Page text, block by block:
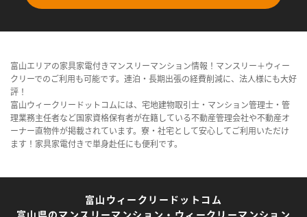
富山エリアの家具家電付きマンスリーマンション情報！マンスリー＋ウィー
クリーでのご利用も可能です。連泊・長期出張の経費削減に、法人様にも大好
評！
富山ウィークリードットコムには、宅地建物取引士・マンション管理士・管
理業務主任者など国家資格保有者が在籍している不動産管理会社や不動産オ
ーナー直物件が掲載されています。寮・社宅として安心してご利用いただけ
ます！家具家電付きで単身赴任にも便利です。
富山ウィークリードットコム
富山県のマンスリーマンション・ウィークリーマンション